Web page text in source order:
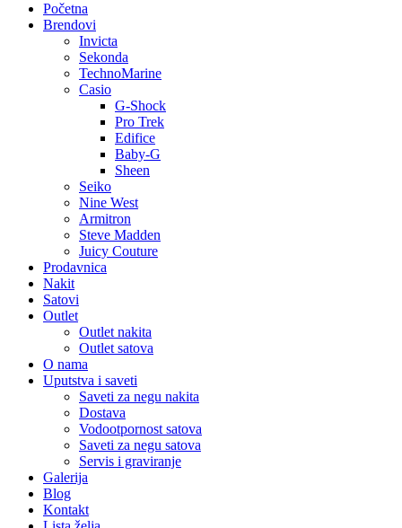
Početna
Brendovi
Invicta
Sekonda
TechnoMarine
Casio
G-Shock
Pro Trek
Edifice
Baby-G
Sheen
Seiko
Nine West
Armitron
Steve Madden
Juicy Couture
Prodavnica
Nakit
Satovi
Outlet
Outlet nakita
Outlet satova
O nama
Uputstva i saveti
Saveti za negu nakita
Dostava
Vodootpornost satova
Saveti za negu satova
Servis i graviranje
Galerija
Blog
Kontakt